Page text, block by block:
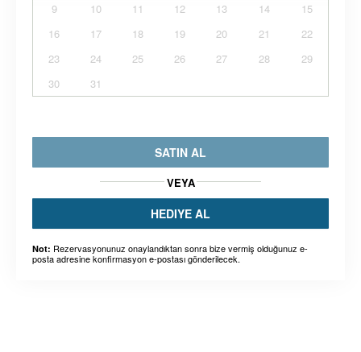
9
10 11 12 13 14
15
16
17 18 19 20 21
22
23
24 25 26 27 28
29
30
31
SATIN AL
VEYA
HEDIYE AL
Not: Rezervasyonunuz onaylandıktan sonra bize vermiş olduğunuz e-
posta adresine konfirmasyon e-postası gönderilecek.